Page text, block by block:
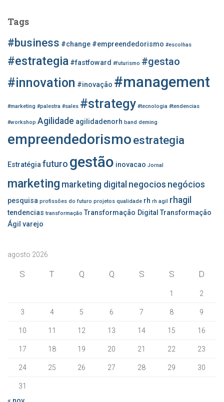
a
r
o
Tags
#business #change #empreendedorismo #escolhas
#estrategia #fastfoward #futurismo #gestao
#innovation #inovação #management
#marketing #palestra #sales #strategy #tecnologia #tendencias
#workshop Agilidade agilidadenorh band deming
empreendedorismoestrategia
Estratégiafuturo gestão inovacao Jornal
marketing marketing digital negocios negócios
pesquisa profissões do futuro projetos qualidade rh rh agil rhagil
tendencias transformação Transformação Digital Transformação
Ágil varejo
agosto 2026
S T Q Q S S D
1 2
3 4 5 6 7 8 9
10 11 12 13 14 15 16
17 18 19 20 21 22 23
24 25 26 27 28 29 30
31